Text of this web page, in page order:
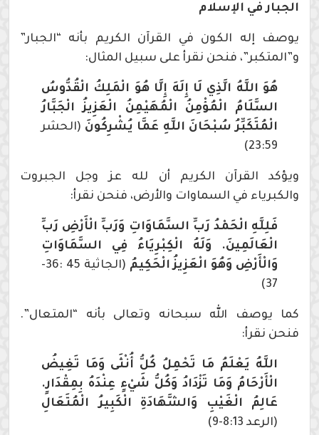
الجبار في الإسلام
يوصف إله الكون في القرآن الكريم بأنه “الجبار”
و”المتكبر”، فنحن نقرأ على سبيل المثال:
هُوَ اللَّهُ الَّذِي لَا إِلَهَ إِلَّا هُوَ الْمَلِكُ الْقُدُّوسُ
السَّلَامُ الْمُؤْمِنُ الْمُهَيْمِنُ الْعَزِيزُ الْجَبَّارُ
الْمُتَكَبِّرُ سُبْحَانَ اللَّهِ عَمَّا يُشْرِكُونَ (الحشر
23:59)
ويؤكد القرآن الكريم أن لله عز وجل الجبروت
والكبرياء في السماوات والأرض، فنحن نقرأ:
فَلِلَّهِ الْحَمْدُ رَبِّ السَّمَاوَاتِ وَرَبِّ الْأَرْضِ رَبِّ
الْعَالَمِينَ. وَلَهُ الْكِبْرِيَاءُ فِي السَّمَاوَاتِ
وَالْأَرْضِ وَهُوَ الْعَزِيزُ الْحَكِيمُ
(الجاثية 45 :36-
37)
كما يوصف الله سبحانه وتعالى بأنه “المتعال”.
فنحن نقرأ:
اللَّهُ يَعْلَمُ مَا تَحْمِلُ كُلُّ أُنْثَى وَمَا تَغِيضُ
الْأَرْحَامُ وَمَا تَزْدَادُ وَكُلُّ شَيْءٍ عِنْدَهُ بِمِقْدَارٍ.
عَالِمُ الْغَيْبِ وَالشَّهَادَةِ الْكَبِيرُ الْمُتَعَالِ
(الرعد 8:13-9)